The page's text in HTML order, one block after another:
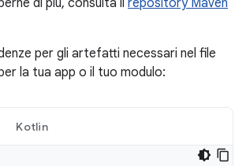
di più, consulta il repository Maven
per gli artefatti necessari nel file
la tua app o il tuo modulo:
Kotlin